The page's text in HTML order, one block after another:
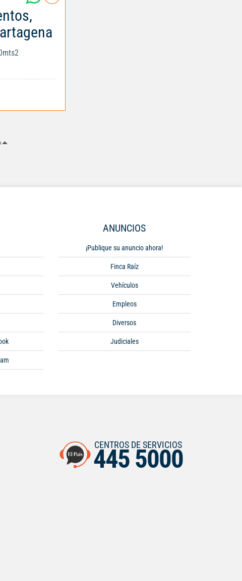
ANUNCIOS
¡Publique su anuncio ahora!
Finca Raíz
Vehículos
Empleos
Diversos
Judiciales
CENTROS DE SERVICIOS
445 5000